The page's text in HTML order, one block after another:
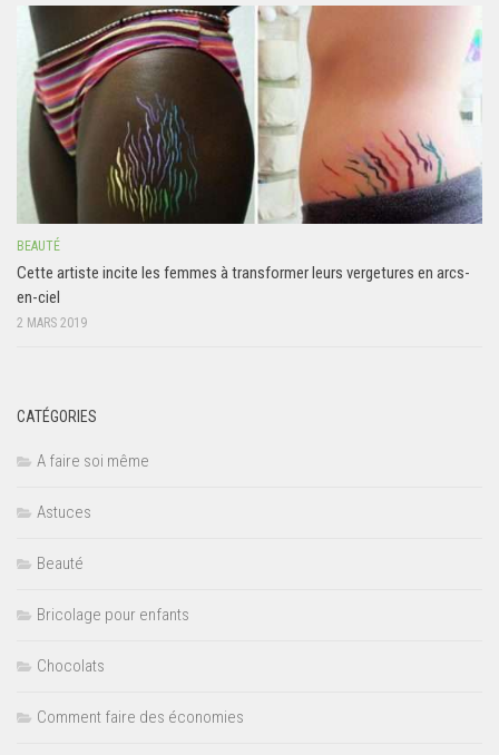
BEAUTÉ
Cette artiste incite les femmes à transformer leurs vergetures en arcs-
en-ciel
2 MARS 2019
CATÉGORIES
A faire soi même
Astuces
Beauté
Bricolage pour enfants
Chocolats
Comment faire des économies